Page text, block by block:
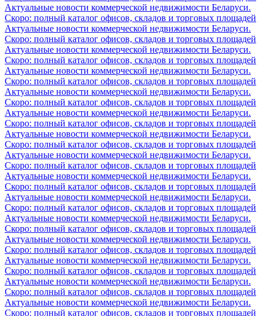
Актуальные новости коммерческой недвижимости Беларуси.
Скоро: полный каталог офисов, складов и торговых площадей
Актуальные новости коммерческой недвижимости Беларуси.
Скоро: полный каталог офисов, складов и торговых площадей
Актуальные новости коммерческой недвижимости Беларуси.
Скоро: полный каталог офисов, складов и торговых площадей
Актуальные новости коммерческой недвижимости Беларуси.
Скоро: полный каталог офисов, складов и торговых площадей
Актуальные новости коммерческой недвижимости Беларуси.
Скоро: полный каталог офисов, складов и торговых площадей
Актуальные новости коммерческой недвижимости Беларуси.
Скоро: полный каталог офисов, складов и торговых площадей
Актуальные новости коммерческой недвижимости Беларуси.
Скоро: полный каталог офисов, складов и торговых площадей
Актуальные новости коммерческой недвижимости Беларуси.
Скоро: полный каталог офисов, складов и торговых площадей
Актуальные новости коммерческой недвижимости Беларуси.
Скоро: полный каталог офисов, складов и торговых площадей
Актуальные новости коммерческой недвижимости Беларуси.
Скоро: полный каталог офисов, складов и торговых площадей
Актуальные новости коммерческой недвижимости Беларуси.
Скоро: полный каталог офисов, складов и торговых площадей
Актуальные новости коммерческой недвижимости Беларуси.
Скоро: полный каталог офисов, складов и торговых площадей
Актуальные новости коммерческой недвижимости Беларуси.
Скоро: полный каталог офисов, складов и торговых площадей
Актуальные новости коммерческой недвижимости Беларуси.
Скоро: полный каталог офисов, складов и торговых площадей
Актуальные новости коммерческой недвижимости Беларуси.
Скоро: полный каталог офисов, складов и торговых площадей